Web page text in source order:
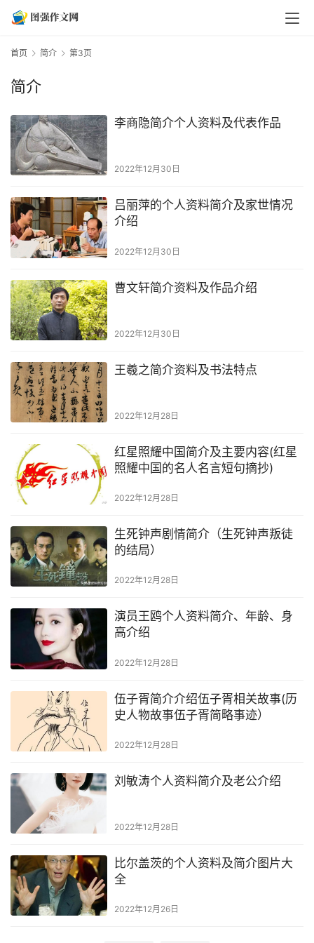
首页 简介 第3页
简介
李商隐简介个人资料及代表作品
2022年12月30日
吕丽萍的个人资料简介及家世情况
介绍
2022年12月30日
曹文轩简介资料及作品介绍
2022年12月30日
王羲之简介资料及书法特点
2022年12月28日
红星照耀中国简介及主要内容(红星
照耀中国的名人名言短句摘抄)
2022年12月28日
生死钟声剧情简介（生死钟声叛徒
的结局）
2022年12月28日
演员王鸥个人资料简介、年龄、身
高介绍
2022年12月28日
伍子胥简介介绍伍子胥相关故事(历
史人物故事伍子胥简略事迹）
2022年12月28日
刘敏涛个人资料简介及老公介绍
2022年12月28日
比尔盖茨的个人资料及简介图片大
全
2022年12月26日